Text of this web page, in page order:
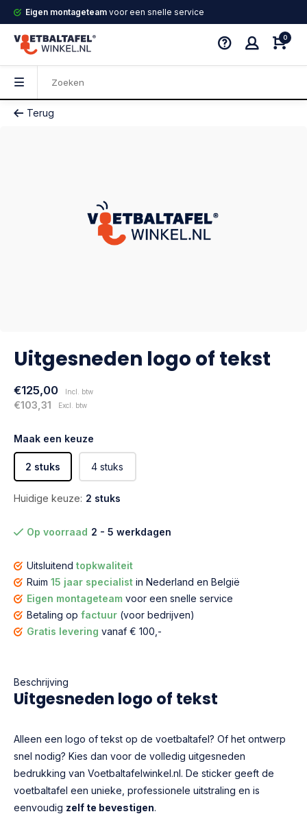
Eigen montageteam voor een snelle service
0
Terug
Uitgesneden logo of tekst
€125,00 Incl. btw
€103,31 Excl. btw
Maak een keuze
2 stuks 4 stuks
Huidige keuze: 2 stuks
Op voorraad 2 - 5 werkdagen
Uitsluitend topkwaliteit
Ruim 15 jaar specialist in Nederland en België
Eigen montageteam voor een snelle service
Betaling op factuur (voor bedrijven)
Gratis levering vanaf € 100,-
Beschrijving
Uitgesneden logo of tekst
Alleen een logo of tekst op de voetbaltafel? Of het ontwerp
snel nodig? Kies dan voor de volledig uitgesneden
bedrukking van Voetbaltafelwinkel.nl. De sticker geeft de
voetbaltafel een unieke, professionele uitstraling en is
eenvoudig zelf te bevestigen.